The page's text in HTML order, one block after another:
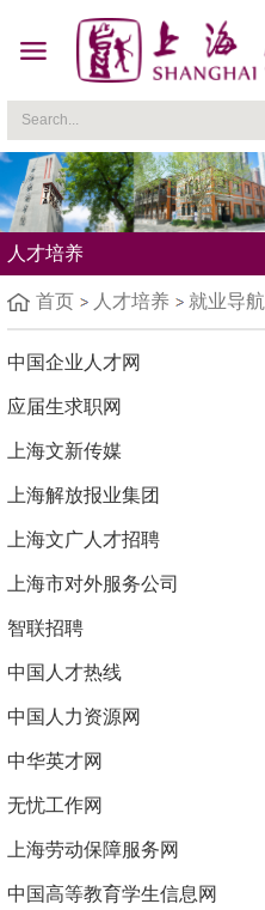
人才培养
首页 人才培养 就业导航
中国企业人才网
应届生求职网
上海文新传媒
上海解放报业集团
上海文广人才招聘
上海市对外服务公司
智联招聘
中国人才热线
中国人力资源网
中华英才网
无忧工作网
上海劳动保障服务网
中国高等教育学生信息网